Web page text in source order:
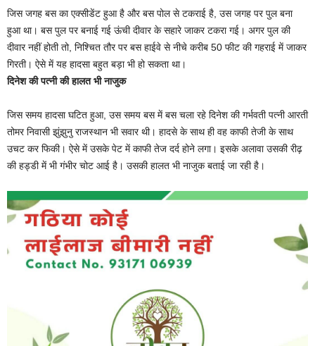
जिस जगह बस का एक्सीडेंट हुआ है और बस पोल से टकराई है, उस जगह पर पुल बना
हुआ था। बस पुल पर बनाई गई ऊंची दीवार के सहारे जाकर टकरा गई। अगर पुल की
दीवार नहीं होती तो, निश्चित तौर पर बस हाईवे से नीचे करीब 50 फीट की गहराई में जाकर
गिरती। ऐसे में यह हादसा बहुत बड़ा भी हो सकता था।
दिनेश की पत्नी की हालत भी नाजुक
जिस समय हादसा घटित हुआ, उस समय बस में बस चला रहे दिनेश की गर्भवती पत्नी आरती
तोमर निवासी झुंझुनु राजस्थान भी सवार थी। हादसे के साथ ही वह काफी तेजी के साथ
उचट कर फिकी। ऐसे में उसके पेट में काफी तेज दर्द होने लगा। इसके अलावा उसकी रीढ़
की हड्डी में भी गंभीर चोट आई है। उसकी हालत भी नाजुक बताई जा रही है।